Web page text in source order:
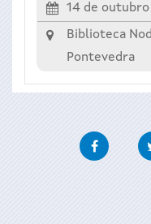
14 de outubro
Biblioteca
Pontevedra